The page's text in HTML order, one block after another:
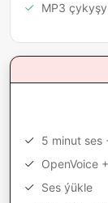
MP3 çykyşy
5 minut ses
OpenVoice
Ses ýükle